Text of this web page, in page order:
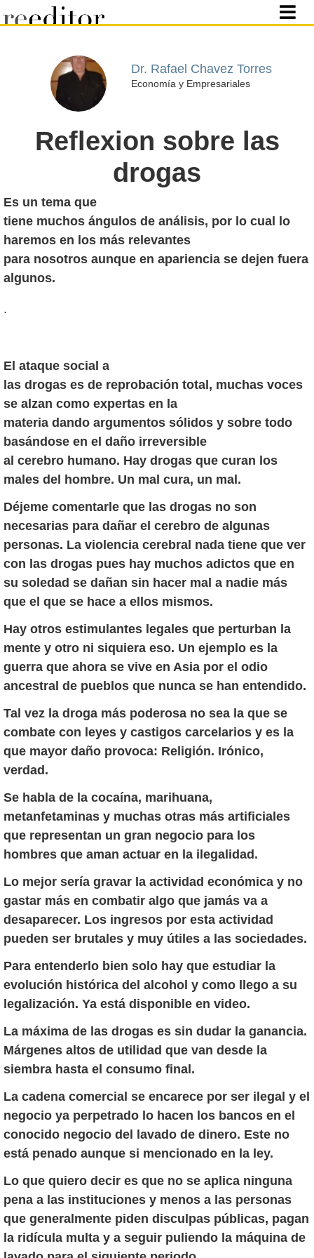
Dr. Rafael Chavez Torres
Economía y Empresariales
Reflexion sobre las
drogas
Es un tema que
tiene muchos ángulos de análisis, por lo cual lo
haremos en los más relevantes
para nosotros aunque en apariencia se dejen fuera
algunos.
.
El ataque social a
las drogas es de reprobación total, muchas voces
se alzan como expertas en la
materia dando argumentos sólidos y sobre todo
basándose en el daño irreversible
al cerebro humano. Hay drogas que curan los
males del hombre. Un mal cura, un mal.
Déjeme comentarle que las drogas no son
necesarias para dañar el cerebro de algunas
personas. La violencia cerebral nada tiene que ver
con las drogas pues hay muchos adictos que en
su soledad se dañan sin hacer mal a nadie más
que el que se hace a ellos mismos.
Hay otros estimulantes legales que perturban la
mente y otro ni siquiera eso. Un ejemplo es la
guerra que ahora se vive en Asia por el odio
ancestral de pueblos que nunca se han entendido.
Tal vez la droga más poderosa no sea la que se
combate con leyes y castigos carcelarios y es la
que mayor daño provoca: Religión. Irónico,
verdad.
Se habla de la cocaína, marihuana,
metanfetaminas y muchas otras más artificiales
que representan un gran negocio para los
hombres que aman actuar en la ilegalidad.
Lo mejor sería gravar la actividad económica y no
gastar más en combatir algo que jamás va a
desaparecer. Los ingresos por esta actividad
pueden ser brutales y muy útiles a las sociedades.
Para entenderlo bien solo hay que estudiar la
evolución histórica del alcohol y como llego a su
legalización. Ya está disponible en video.
La máxima de las drogas es sin dudar la ganancia.
Márgenes altos de utilidad que van desde la
siembra hasta el consumo final.
La cadena comercial se encarece por ser ilegal y el
negocio ya perpetrado lo hacen los bancos en el
conocido negocio del lavado de dinero. Este no
está penado aunque si mencionado en la ley.
Lo que quiero decir es que no se aplica ninguna
pena a las instituciones y menos a las personas
que generalmente piden disculpas públicas, pagan
la ridícula multa y a seguir puliendo la máquina de